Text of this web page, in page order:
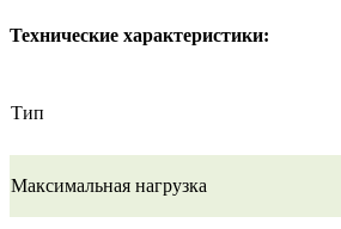
Технические характеристики:
Тип
Максимальная нагрузка